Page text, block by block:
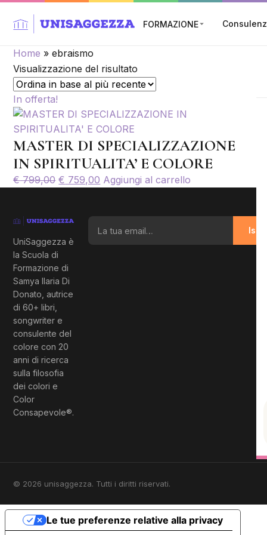
FORMAZIONE
Home »ebraismo
Visualizzazione del risultato
In offerta!
MASTER DI SPECIALIZZAZIONE
IN SPIRITUALITA’ E COLORE
€799,00 Il
era:
€ 799,00.
€ 759,00 IlAggiungi al carrello
UniSaggezza è
la Scuola di
Formazione di
Samya Ilaria Di
Donato, autrice
di 60+ libri,
songwriter e
consulente del
colore con 20
anni di ricerca
sulla filosofia
dei colori e
Color
Consapevole®.
© 2026 unisaggezza. Tutti i diritti riservati.
Le tue preferenze relative alla privacy